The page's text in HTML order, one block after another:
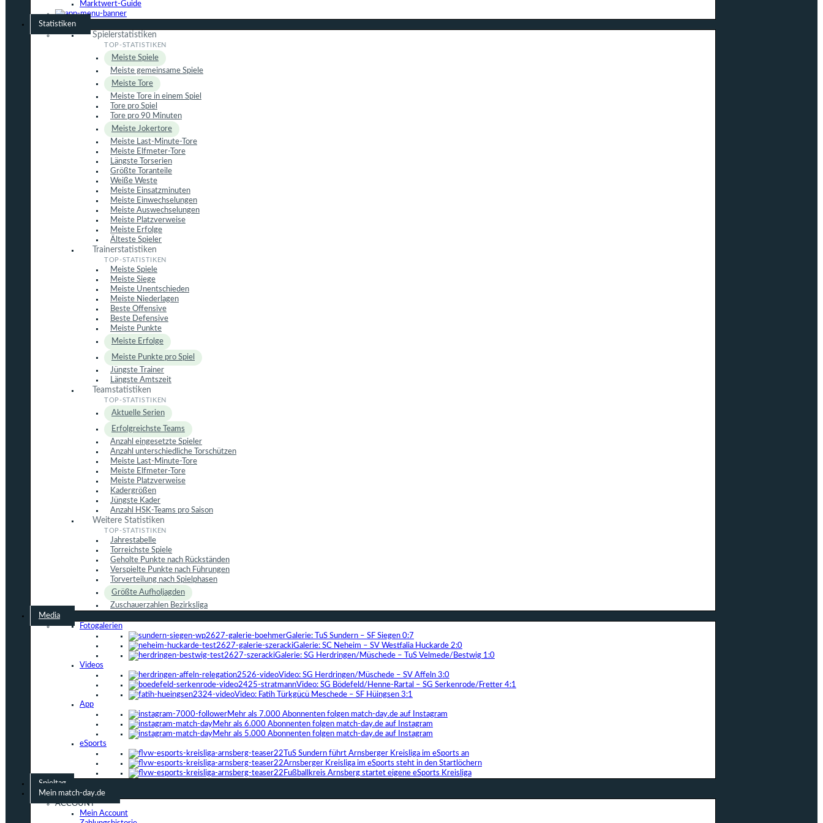
Marktwert-Guide
Statistiken
Spielerstatistiken
Meiste Spiele
Meiste gemeinsame Spiele
Meiste Tore
Meiste Tore in einem Spiel
Tore pro Spiel
Tore pro 90 Minuten
Meiste Jokertore
Meiste Last-Minute-Tore
Meiste Elfmeter-Tore
Längste Torserien
Größte Toranteile
Weiße Weste
Meiste Einsatzminuten
Meiste Einwechselungen
Meiste Auswechselungen
Meiste Platzverweise
Meiste Erfolge
Älteste Spieler
Trainerstatistiken
Meiste Spiele
Meiste Siege
Meiste Unentschieden
Meiste Niederlagen
Beste Offensive
Beste Defensive
Meiste Punkte
Meiste Erfolge
Meiste Punkte pro Spiel
Jüngste Trainer
Längste Amtszeit
Teamstatistiken
Aktuelle Serien
Erfolgreichste Teams
Anzahl eingesetzte Spieler
Anzahl unterschiedliche Torschützen
Meiste Last-Minute-Tore
Meiste Elfmeter-Tore
Meiste Platzverweise
Kadergrößen
Jüngste Kader
Anzahl HSK-Teams pro Saison
Weitere Statistiken
Jahrestabelle
Torreichste Spiele
Geholte Punkte nach Rückständen
Verspielte Punkte nach Führungen
Torverteilung nach Spielphasen
Größte Aufholjagden
Zuschauerzahlen Bezirksliga
Media
Fotogalerien
Galerie: TuS Sundern – SF Siegen 0:7
Galerie: SC Neheim – SV Westfalia Huckarde 2:0
Galerie: SG Herdringen/Müschede – TuS Velmede/Bestwig 1:0
Videos
Video: SG Herdringen/Müschede – SV Affeln 3:0
Video: SG Bödefeld/Henne-Rartal – SG Serkenrode/Fretter 4:1
Video: Fatih Türkgücü Meschede – SF Hüingsen 3:1
App
Mehr als 7.000 Abonnenten folgen match-day.de auf Instagram
Mehr als 6.000 Abonnenten folgen match-day.de auf Instagram
Mehr als 5.000 Abonnenten folgen match-day.de auf Instagram
eSports
TuS Sundern führt Arnsberger Kreisliga im eSports an
Arnsberger Kreisliga im eSports steht in den Startlöchern
Fußballkreis Arnsberg startet eigene eSports Kreisliga
Spieltag
Mein match-day.de
ACCOUNT
Mein Account